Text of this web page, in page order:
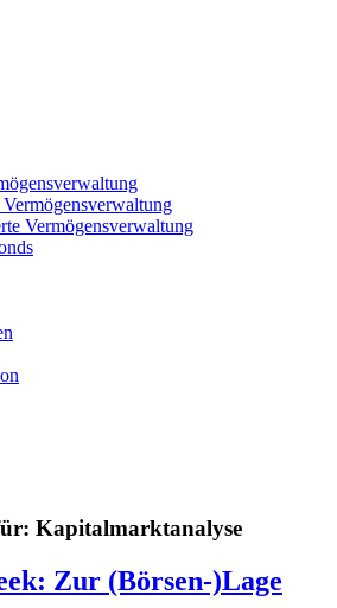
Vermögensverwaltung
Kapitalmarktanalyse
Zur (Börsen-)Lage